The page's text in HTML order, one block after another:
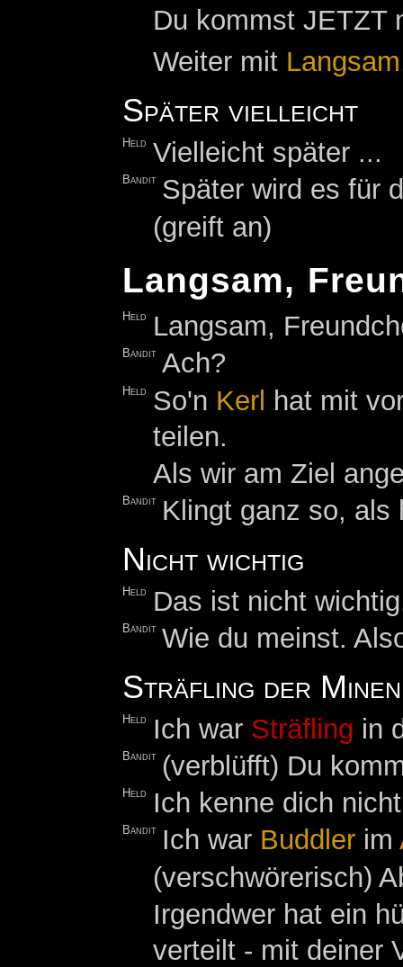
Du kommst JETZT
Weiter mit
Später vielleicht
Held Vielleicht später ...
Bandit Später wird es für
(greift an)
Langsam,
Held Langsam,
Bandit Ach?
Held So'n Kerl hat mit
teilen.
Als wir am Ziel
Bandit Klingt ganz so, als
Nicht wichtig
Held Das ist nicht
Bandit Wie du meinst.
Sträfling der
Held Ich war Sträfling in
Bandit (verblüfft) Du
Held Ich kenne dich
Bandit Ich war Buddler im
(verschwörerisch)
Irgendwer hat ein
verteilt - mit deiner